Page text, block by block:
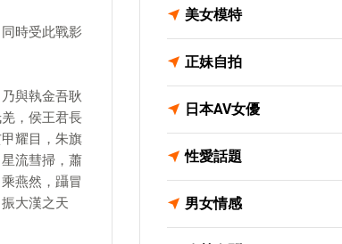
時受此戰影
與執金吾耿
，侯王君長
耀目，朱旗
流彗掃，蕭
燕然，躡冒
大漢之天
美女模特
正妹自拍
日本AV女優
性愛話題
男女情感